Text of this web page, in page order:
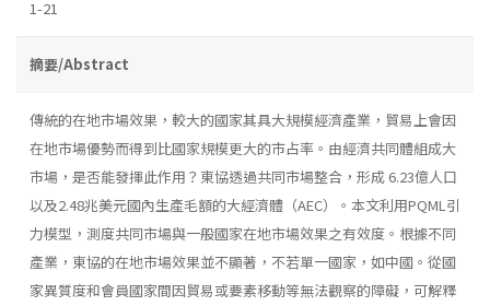
1-21
摘要/Abstract
傳統的在地市場效果，較大的國家其具大規模經濟產業，貿易上會因
在地市場優勢而得到比國家規模更大的市占率。由經濟共同體組成大
市場，是否能發揮此作用？東協透過共同市場整合，形成 6.23億人口
以及2.48兆美元國內生產毛額的大經濟體（AEC）。本文利用PQML引
力模型，測度共同市場與一般國家在地市場效果之有效度。根據不同
產業，東協的在地市場效果並不顯著，不若單一國家，如中國。從國
家異質度和會員國家間因貿易或要素移動等無法觀察的障礙，可解釋